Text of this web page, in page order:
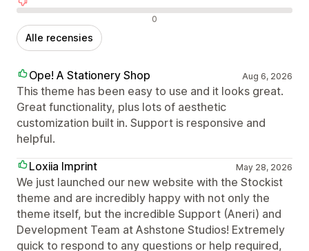
Negatieve recensies 0
Alle recensies
Ope! A Stationery Shop Aug 6, 2026
This theme has been easy to use and it looks great.
Great functionality, plus lots of aesthetic
customization built in. Support is responsive and
helpful.
Loxiia Imprint
May 28, 2026
We just launched our new website with the Stockist
theme and are incredibly happy with not only the
theme itself, but the incredible Support (Aneri) and
Development Team at Ashstone Studios! Extremely
quick to respond to any questions or help required,